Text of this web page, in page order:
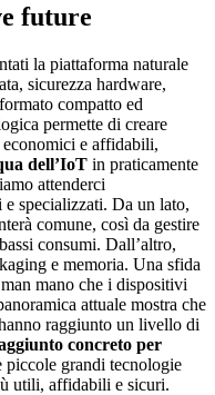
future
la piattaforma naturale
sicurezza hardware,
compatto ed
permette di creare
e affidabili,
dell’IoT in praticamente
attenderci
specializzati. Da un lato,
comune, così da gestire
consumi. Dall’altro,
e memoria. Una sfida
man mano che i dispositivi
attuale mostra che
raggiunto un livello di
concreto per
piccole grandi tecnologie
utili, affidabili e sicuri.